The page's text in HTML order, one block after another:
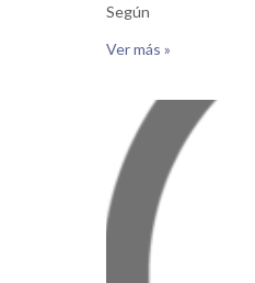
Según
Ver más »